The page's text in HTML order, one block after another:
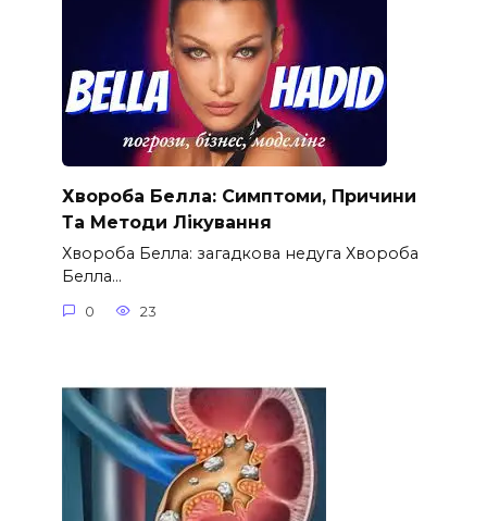
Хвороба Белла: Симптоми, Причини
Та Методи Лікування
Хвороба Белла: загадкова недуга Хвороба
Белла…
0 23